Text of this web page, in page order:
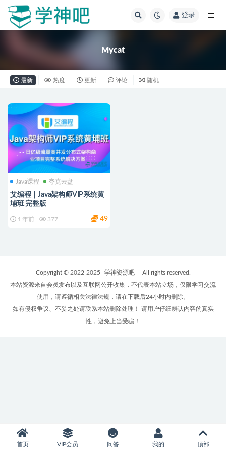
登录
Mycat
最新 热度 更新 评论 随机
Java课程 夸克云盘
艾编程｜Java架构师VIP系统黄
埔班 完整版
1 年前 377 49
Copyright © 2022-2025 学神资源吧
- All rights reserved.
本站资源来自会员发布以及互联网公开收集，不代表本站立场，仅限学习交流
使用，请遵循相关法律法规，请在下载后24小时内删除。
如有侵权争议、不妥之处请联系本站删除处理！ 请用户仔细辨认内容的真实
性，避免上当受骗！
首页 VIP会员 问答 我的 顶部